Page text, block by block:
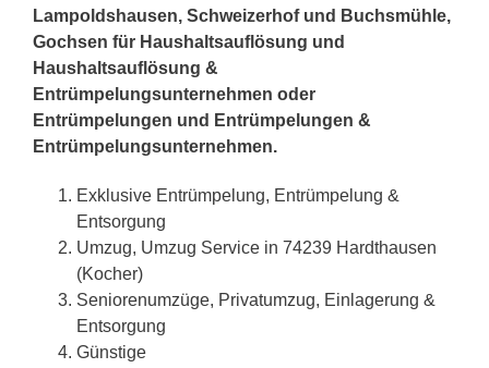
Lampoldshausen, Schweizerhof und Buchsmühle,
Gochsen für Haushaltsauflösung und
Haushaltsauflösung &
Entrümpelungsunternehmen oder
Entrümpelungen und Entrümpelungen &
Entrümpelungsunternehmen.
Exklusive Entrümpelung, Entrümpelung &
Entsorgung
Umzug, Umzug Service in 74239 Hardthausen
(Kocher)
Seniorenumzüge, Privatumzug, Einlagerung &
Entsorgung
Günstige